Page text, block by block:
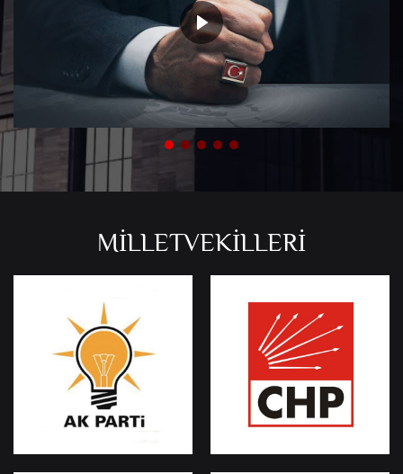
MİLLETVEKİLLERİ